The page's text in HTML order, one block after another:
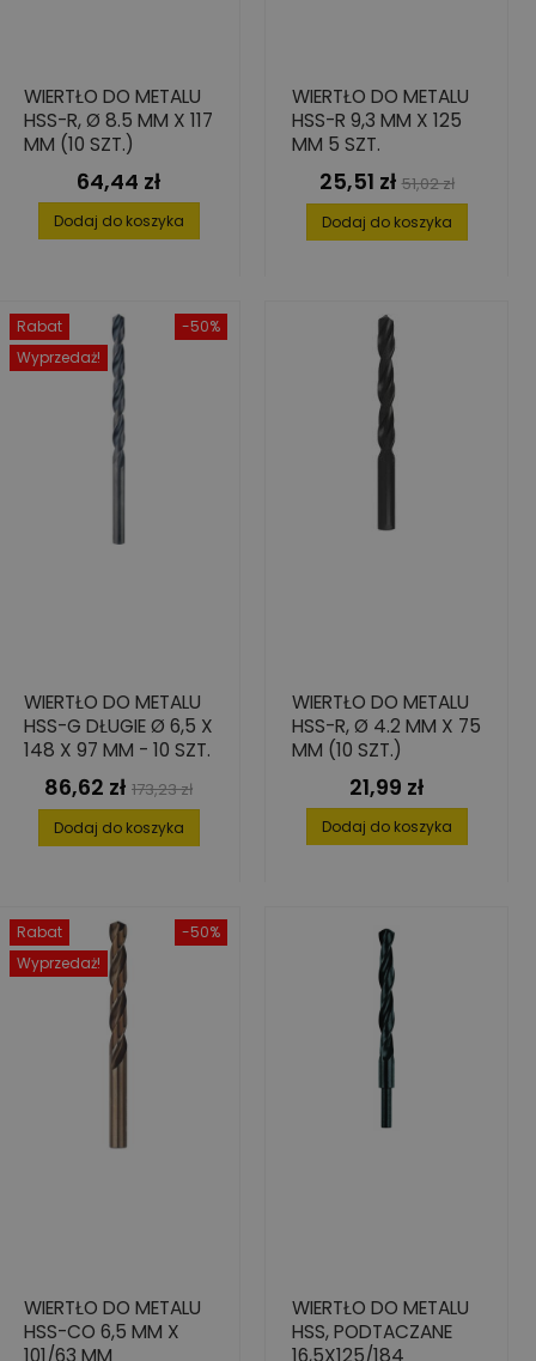
WIERTŁO DO METALU
HSS-R, Ø 8.5 MM X 117
MM (10 SZT.)
Cena
64,44 zł
Dodaj do koszyka
WIERTŁO DO METALU
HSS-R 9,3 MM X 125
MM 5 SZT.
Cena
25,51 zł Cena
podstawowa
51,02 zł
Dodaj do koszyka
-50%
Rabat
Wyprzedaż!
WIERTŁO DO METALU
HSS-G DŁUGIE Ø 6,5 X
148 X 97 MM - 10 SZT.
Cena
86,62 zł Cena
podstawowa
173,23 zł
Dodaj do koszyka
WIERTŁO DO METALU
HSS-R, Ø 4.2 MM X 75
MM (10 SZT.)
Cena
21,99 zł
Dodaj do koszyka
-50%
Rabat
Wyprzedaż!
WIERTŁO DO METALU
HSS-CO 6,5 MM X
101/63 MM
WIERTŁO DO METALU
HSS, PODTACZANE
16,5X125/184